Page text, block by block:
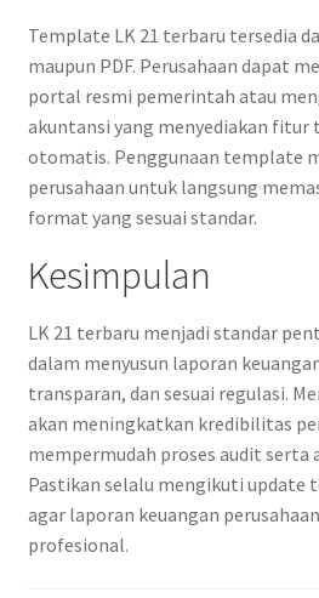
Template LK 21 terbaru tersedia
maupun PDF. Perusahaan dapat
portal resmi pemerintah atau
akuntansi yang menyediakan fitur
otomatis. Penggunaan template
perusahaan untuk langsung
format yang sesuai standar.
Kesimpulan
LK 21 terbaru menjadi standar
dalam menyusun laporan
transparan, dan sesuai regulasi.
akan meningkatkan kredibilitas
mempermudah proses audit serta
Pastikan selalu mengikuti update
agar laporan keuangan
profesional.